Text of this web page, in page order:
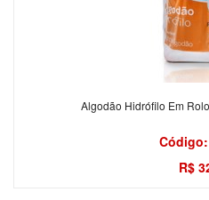
Algodão Hidrófilo Em
R$